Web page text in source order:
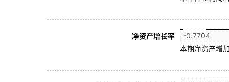
净资产增长率
本期净资产增